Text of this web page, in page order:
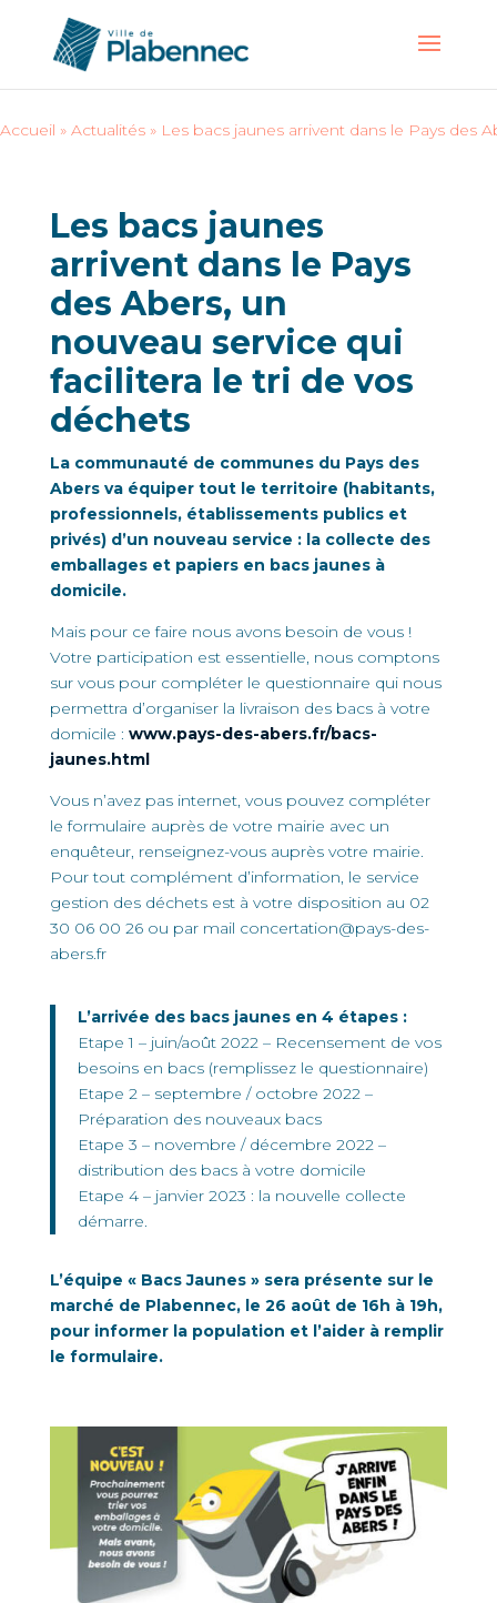
Accueil » Actualités » Les bacs jaunes arrivent dans le Pays des
Les bacs jaunes
arrivent dans le Pays
des Abers, un
nouveau service qui
facilitera le tri de vos
déchets
La communauté de communes du Pays des
Abers va équiper tout le territoire (habitants,
professionnels, établissements publics et
privés) d’un nouveau service : la collecte des
emballages et papiers en bacs jaunes à
domicile.
Mais pour ce faire nous avons besoin de vous !
Votre participation est essentielle, nous comptons
sur vous pour compléter le questionnaire qui nous
permettra d’organiser la livraison des bacs à votre
domicile : www.pays-des-abers.fr/bacs-
jaunes.html
Vous n’avez pas internet, vous pouvez compléter
le formulaire auprès de votre mairie avec un
enquêteur, renseignez-vous auprès votre mairie.
Pour tout complément d’information, le service
gestion des déchets est à votre disposition au 02
30 06 00 26 ou par mail concertation@pays-des-
abers.fr
L’arrivée des bacs jaunes en 4 étapes :
Etape 1 – juin/août 2022 – Recensement de vos
besoins en bacs (remplissez le questionnaire)
Etape 2 – septembre / octobre 2022 –
Préparation des nouveaux bacs
Etape 3 – novembre / décembre 2022 –
distribution des bacs à votre domicile
Etape 4 – janvier 2023 : la nouvelle collecte
démarre.
L’équipe « Bacs Jaunes » sera présente sur le
marché de Plabennec, le 26 août de 16h à 19h,
pour informer la population et l’aider à remplir
le formulaire.